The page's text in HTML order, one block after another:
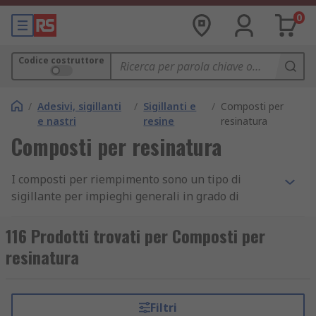
0
Codice costruttore
/ Adesivi, sigillanti
e nastri
/ Sigillanti e
resine
/ Composti per
resinatura
Composti per resinatura
I composti per riempimento sono un tipo di
sigillante per impieghi generali in grado di
circuito stampato e gruppi elettronici. Utilizzati
nell'elettronica, l'incapsulamento è un processo
di riempimento di assemblaggio elettronico
composto di riempimento, una volta applicato,
116 Prodotti trovati per Composti per
resinatura
Filtri